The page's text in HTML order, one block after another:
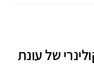
של עונת